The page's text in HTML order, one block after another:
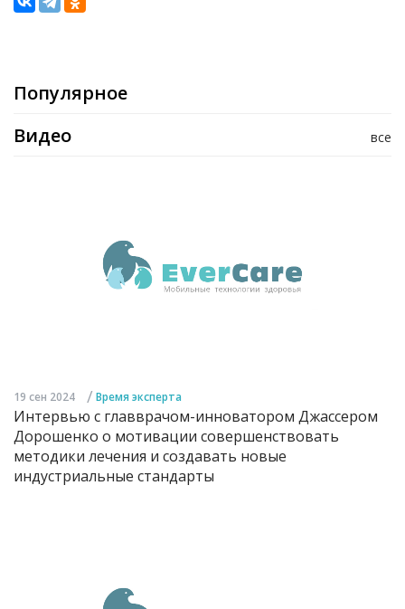
Популярное
все
Видео
19 сен 2024 / Время эксперта
Интервью с главврачом-инноватором Джассером
Дорошенко о мотивации совершенствовать
методики лечения и создавать новые
индустриальные стандарты